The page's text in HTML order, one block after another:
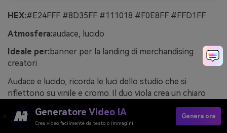
HEX:#E24FFF #8D35FF #111018 #F0E8FF #FFD1FF
Atmosfera:audace, lucido
Ideale per:banner per la landing di merchandising
creatori
Audace e lucido, ricorda le luci dello studio che si
riflettono su vinile e cromo. Il duo viola crea un chiaro
punto focale per titoli e foto dei prodotti. Abbina il
lavanda chiaro al nero quasi assoluto per mantenere un
layout nitido ma vibrante. Consiglio: usa un leggero
Generatore Video IA
Crea video facilmente da testo o immagini
Genera ora